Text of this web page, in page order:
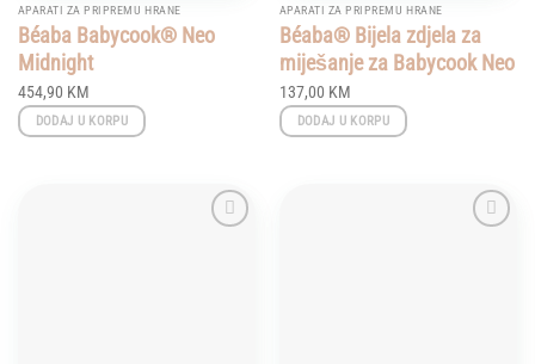
APARATI ZA PRIPREMU HRANE
Béaba Babycook® Neo
Midnight
454,90 KM
DODAJ U KORPU
APARATI ZA PRIPREMU HRANE
Béaba® Bijela zdjela za
miješanje za Babycook Neo
137,00 KM
DODAJ U KORPU